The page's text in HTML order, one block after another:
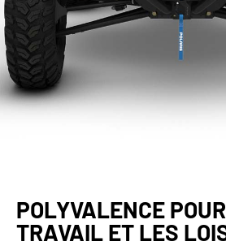
POLYVALENCE
TRAVAIL ET LES